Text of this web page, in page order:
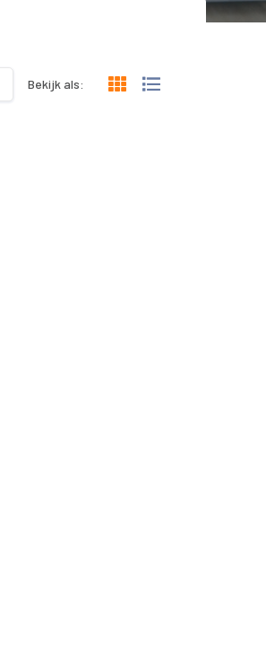
Bekijk als: